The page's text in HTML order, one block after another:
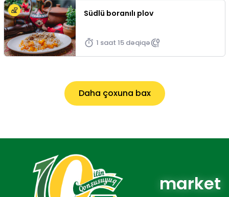
Südlü boranılı plov
1 saat 15 dəqiqə
Daha çoxuna bax
market